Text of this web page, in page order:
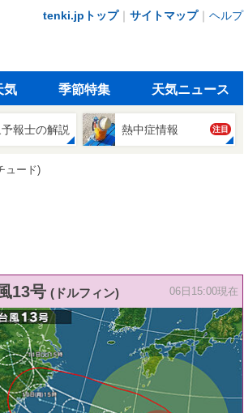
tenki.jpトップ｜ サイトマップ｜ ヘルプ
気 季節特集 天気ニュース
報士の解説 熱中症情報 注目
ュード)
13号 (ドルフィン) 06日15:00現在